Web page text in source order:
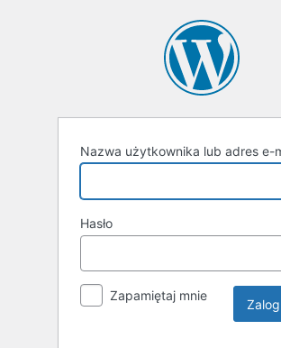
Nazwa użytkownika lub adres e-
Hasło
Zapamiętaj mnie